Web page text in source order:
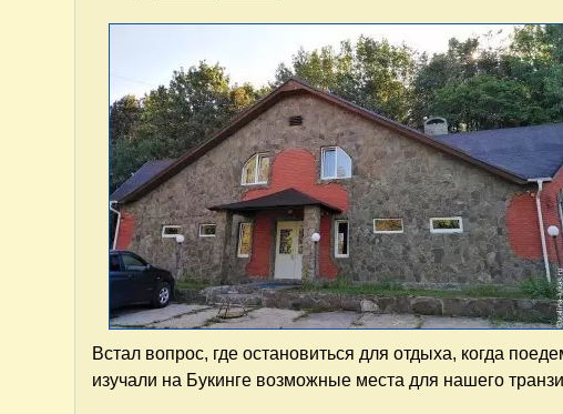
Встал вопрос, где остановиться для отдыха, когда
изучали на Букинге возможные места для нашего